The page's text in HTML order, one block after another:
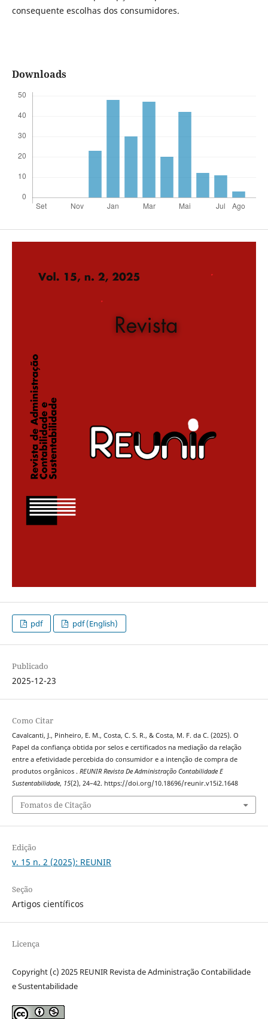
consequente escolhas dos consumidores.
Downloads
pdf pdf (English)
Publicado
2025-12-23
Como Citar
Cavalcanti, J., Pinheiro, E. M., Costa, C. S. R., & Costa, M. F. da C. (2025). O
Papel da confiança obtida por selos e certificados na mediação da relação
entre a efetividade percebida do consumidor e a intenção de compra de
produtos orgânicos . REUNIR Revista De Administração Contabilidade E
Sustentabilidade, 15(2), 24–42. https://doi.org/10.18696/reunir.v15i2.1648
Fomatos de Citação
Edição
v. 15 n. 2 (2025): REUNIR
Seção
Artigos científicos
Licença
Copyright (c) 2025 REUNIR Revista de Administração Contabilidade
e Sustentabilidade